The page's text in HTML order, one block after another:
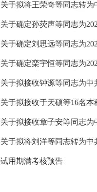
关于拟将王荣奇等同志转
关于确定孙荧声等同志为
关于确定刘思远等同志为
关于确定栾宇恒等同志为
关于拟接收钟源等同志为中
关于拟接收于天硕等16名
关于拟接收章子安等同志
关于拟将刘洋等同志转为中
试用期满考核预告